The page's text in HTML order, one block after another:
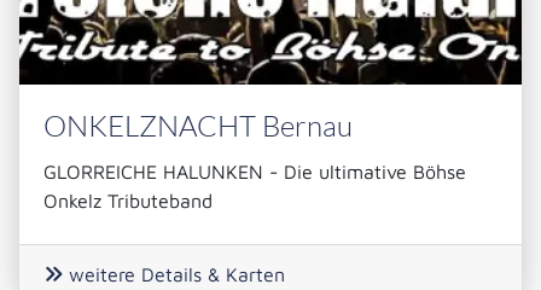
ONKELZNACHT Bernau
GLORREICHE HALUNKEN - Die ultimative Böhse
Onkelz Tributeband
weitere Details & Karten